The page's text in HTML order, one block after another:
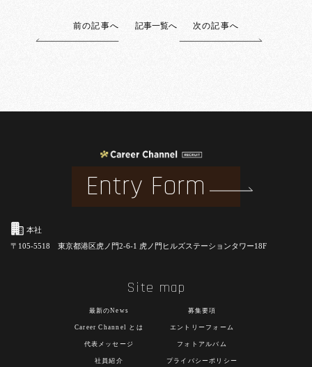
前の記事へ 記事一覧へ 次の記事へ
Entry Form
本社
〒105-5518 東京都港区虎ノ門2-6-1 虎ノ門ヒルズステーションタワー18F
Site map
最新のNews
Career Channel とは
代表メッセージ
社員紹介
募集要項
エントリーフォーム
フォトアルバム
プライバシーポリシー